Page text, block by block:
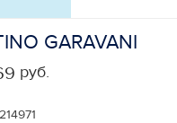
GARAVANI
руб.